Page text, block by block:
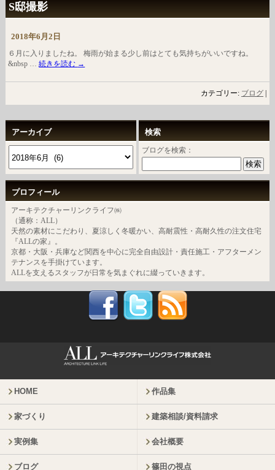
S邸撮影
2018年6月2日
６月に入りましたね。 梅雨が始まる少し前はとても気持ちがいいですね。
&nbsp …続きを読む →
カテゴリー: ブログ
アーカイブ 検索
ブログを検索：
プロフィール
アーキテクチャーリンクライフ㈱
（通称：ALL）
天然の素材にこだわり、夏涼しく冬暖かい、高耐震性・高耐久性の注文住宅
『ALLの家』。
京都・大阪・兵庫など関西を中心に完全自由設計・責任施工・アフターメン
テナンスを手掛けています。
ALLを支えるスタッフが日常を気まぐれに綴っていきます。
HOME 作品集
家づくり 建築相談/資料請求
実例集 会社概要
ブログ 篠田の視点